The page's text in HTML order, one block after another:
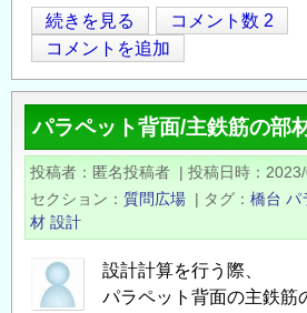
既
設
橋
台
背
面
プ
ロ
ー
チ
続きを見る
コメント数 2
コメントを追加
パラペット背面/主鉄筋の部
投稿者 匿名投稿者 | 投稿日時
セクション
質問広場 | タグ 橋台 パ
材 設計
設計計算を行う際、
パラペット背面の主鉄筋